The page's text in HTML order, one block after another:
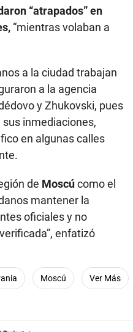
“atrapados” en
“mientras volaban a
a la ciudad trabajan
a la agencia
y Zhukovski, pues
inmediaciones,
en algunas calles
de Moscúcomo el
mantener la
oficiales y no
enfatizó
Moscú Ver Más